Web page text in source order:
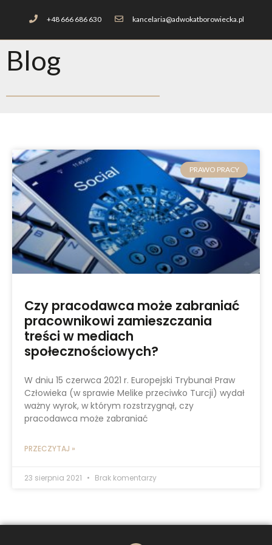
+48 666 686 630 kancelaria@adwokatborowiecka.pl
Blog
PRAWO PRACY
Czy pracodawca może zabraniać
pracownikowi zamieszczania
treści w mediach
społecznościowych?
W dniu 15 czerwca 2021 r. Europejski Trybunał Praw
Człowieka (w sprawie Melike przeciwko Turcji) wydał
ważny wyrok, w którym rozstrzygnął, czy
pracodawca może zabraniać
PRZECZYTAJ »
23 sierpnia 2021 Brak komentarzy